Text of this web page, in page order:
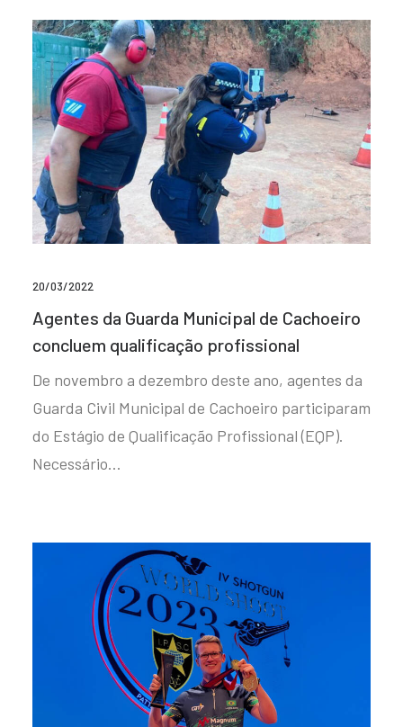
20/03/2022
Agentes da Guarda Municipal de Cachoeiro
concluem qualificação profissional
De novembro a dezembro deste ano, agentes da
Guarda Civil Municipal de Cachoeiro participaram
do Estágio de Qualificação Profissional (EQP).
Necessário…